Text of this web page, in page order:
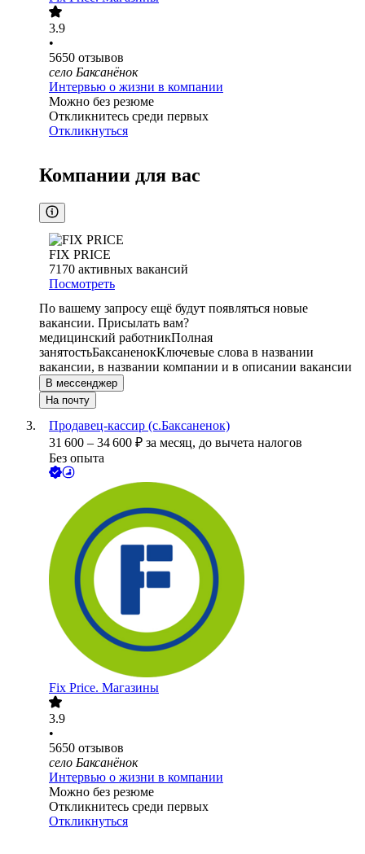
3.9
•
5650 отзывов
село Баксанёнок
Интервью о жизни в компании
Можно без резюме
Откликнитесь среди первых
Откликнуться
Компании для вас
FIX PRICE
7170 активных вакансий
Посмотреть
По вашему запросу ещё будут появляться новые
вакансии. Присылать вам?
медицинский работникПолная
занятостьБаксаненокКлючевые слова в названии
вакансии, в названии компании и в описании вакансии
В мессенджер
На почту
Продавец-кассир (с.Баксаненок)
31 600 – 34 600 ₽ за месяц, до вычета налогов
Без опыта
Fix Price. Магазины
3.9
•
5650 отзывов
село Баксанёнок
Интервью о жизни в компании
Можно без резюме
Откликнитесь среди первых
Откликнуться